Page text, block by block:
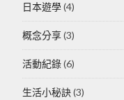
日本遊學(4)
概念分享(3)
活動紀錄(6)
生活小秘訣(3)